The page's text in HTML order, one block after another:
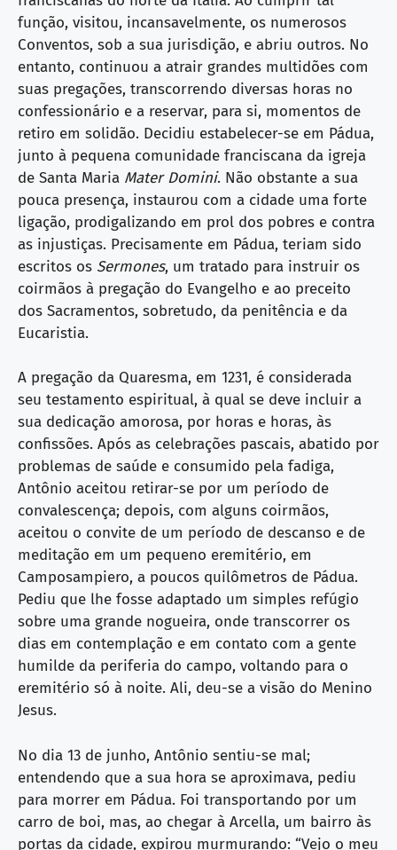
função, visitou, incansavelmente, os numerosos
Conventos, sob a sua jurisdição, e abriu outros. No
entanto, continuou a atrair grandes multidões com
suas pregações, transcorrendo diversas horas no
confessionário e a reservar, para si, momentos de
retiro em solidão. Decidiu estabelecer-se em Pádua,
junto à pequena comunidade franciscana da igreja
de Santa Maria Mater Domini. Não obstante a sua
pouca presença, instaurou com a cidade uma forte
ligação, prodigalizando em prol dos pobres e contra
as injustiças. Precisamente em Pádua, teriam sido
escritos os Sermones, um tratado para instruir os
coirmãos à pregação do Evangelho e ao preceito
dos Sacramentos, sobretudo, da penitência e da
Eucaristia.
A pregação da Quaresma, em 1231, é considerada
seu testamento espiritual, à qual se deve incluir a
sua dedicação amorosa, por horas e horas, às
confissões. Após as celebrações pascais, abatido por
problemas de saúde e consumido pela fadiga,
Antônio aceitou retirar-se por um período de
convalescença; depois, com alguns coirmãos,
aceitou o convite de um período de descanso e de
meditação em um pequeno eremitério, em
Camposampiero, a poucos quilômetros de Pádua.
Pediu que lhe fosse adaptado um simples refúgio
sobre uma grande nogueira, onde transcorrer os
dias em contemplação e em contato com a gente
humilde da periferia do campo, voltando para o
eremitério só à noite. Ali, deu-se a visão do Menino
Jesus.
No dia 13 de junho, Antônio sentiu-se mal;
entendendo que a sua hora se aproximava, pediu
para morrer em Pádua. Foi transportando por um
carro de boi, mas, ao chegar à Arcella, um bairro às
portas da cidade, expirou murmurando: “Vejo o meu